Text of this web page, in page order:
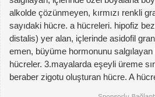
alkolde çözünmeyen, kırmızı renkli
sayıdaki hücre. a hücreleri. hipofiz
distalis) yer alan, içlerinde asidofil
emen, büyüme hormonunu
hücreler. 3.mayalarda eşeyli üreme
beraber zigotu oluşturan hücre. A